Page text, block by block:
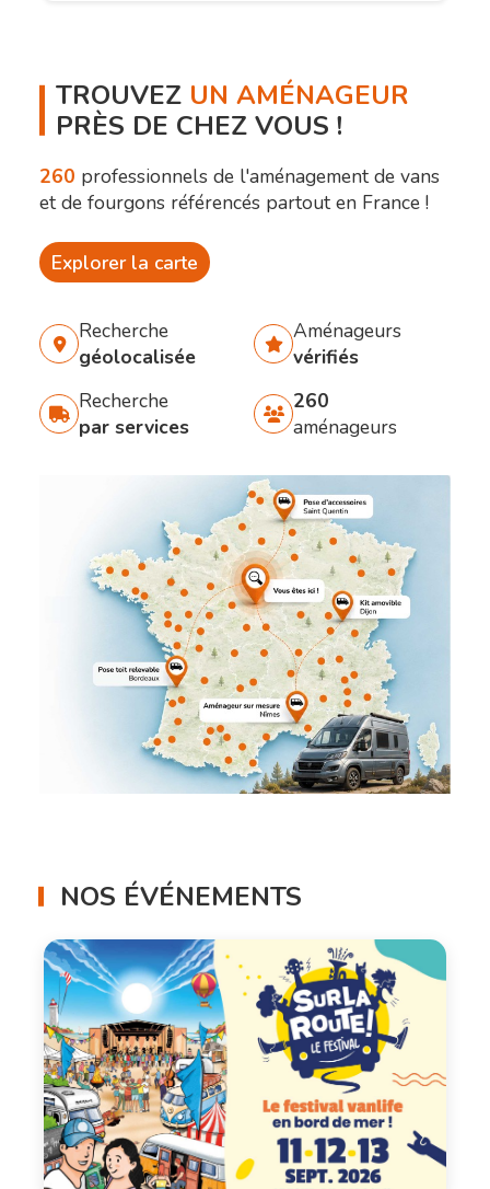
TROUVEZ UN AMÉNAGEUR
PRÈS DE CHEZ VOUS !
260 professionnels de l'aménagement de vans
et de fourgons référencés partout en France !
Explorer la carte
Recherche
géolocalisée
Aménageurs
vérifiés
Recherche
par services
260
aménageurs
NOS ÉVÉNEMENTS